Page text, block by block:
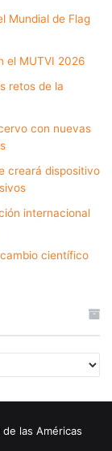
Mundial de Flag
el MUTVI 2026
retos de la
con nuevas
creará dispositivo
internacional
científico
las Américas